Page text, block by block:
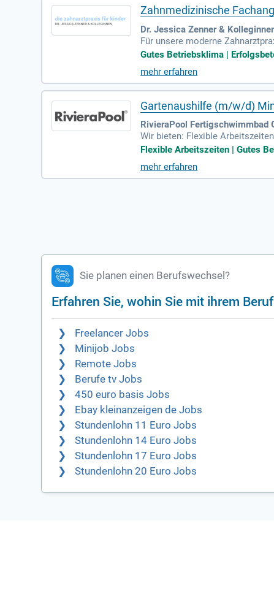
Zahnmedizinische
Dr. Jessica Zenner &
Für unsere moderne
(m/w/d) in Voll- oder Teilzeit (2-
Gutes Betriebsklima |
mehr erfahren
Gartenaushilfe (m/w/d)
RivieraPool Fertigschwimmbad
Wir bieten: Flexible
men. Abwechslungsreiche
Flexible Arbeitszeiten | Gutes
mehr erfahren
Sie planen einen Berufswechsel?
Erfahren Sie, wohin Sie mit ihrem
Freelancer Jobs
Minijob Jobs
Remote Jobs
Berufe tv Jobs
450 euro basis Jobs
Ebay kleinanzeigen de Jobs
Stundenlohn 11 Euro Jobs
Stundenlohn 14 Euro Jobs
Stundenlohn 17 Euro Jobs
Stundenlohn 20 Euro Jobs